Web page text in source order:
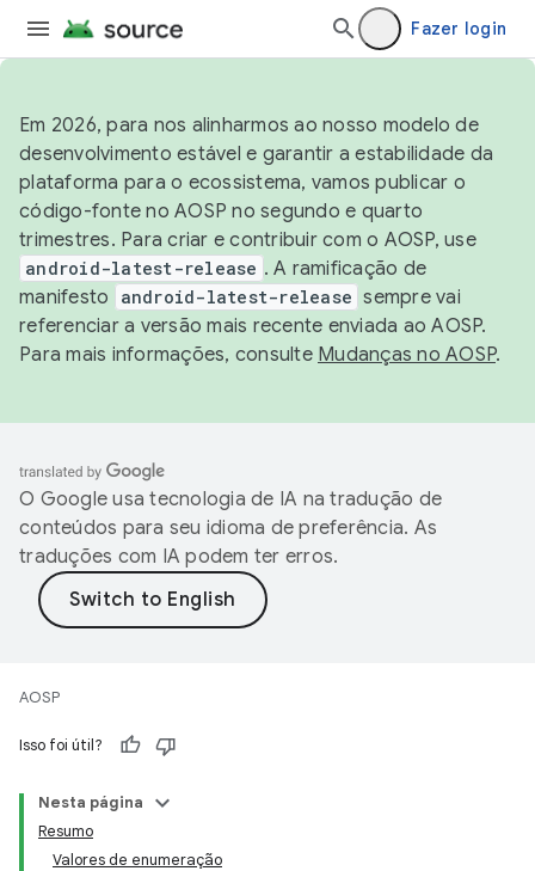
Fazer login
Em 2026, para nos alinharmos ao nosso modelo de
desenvolvimento estável e garantir a estabilidade da
plataforma para o ecossistema, vamos publicar o
código-fonte no AOSP no segundo e quarto
trimestres. Para criar e contribuir com o AOSP, use
android-latest-release . A ramificação de
manifesto
android-latest-release sempre vai
referenciar a versão mais recente enviada ao AOSP.
Para mais informações, consulte Mudanças no AOSP.
O Google usa tecnologia de IA na tradução de
conteúdos para seu idioma de preferência. As
traduções com IA podem ter erros.
AOSP
Isso foi útil?
Nesta página
Resumo
Valores de enumeração